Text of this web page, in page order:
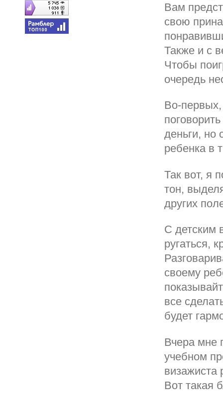
Вам
свою
Также и с
Чтобы
очередь
Во-первых,
деньги, но
ребенка в
Так вот, я
тон,
других
С детским
ругаться,
своему
все
будет
Вчера мне
учебном
визажиста
Вот такая